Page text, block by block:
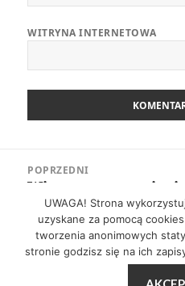
WITRYNA INTERNETOWA
wpisu
POPRZEDNI
Poprzedni
wpis:
Wiosenne szczepienie
21′ Manewry Wiosna
NASTĘPNY
Zarobki
UWAGA! Strona
uzyskane za pomocą
tworzenia anonimowych
stronie godzisz się na ich